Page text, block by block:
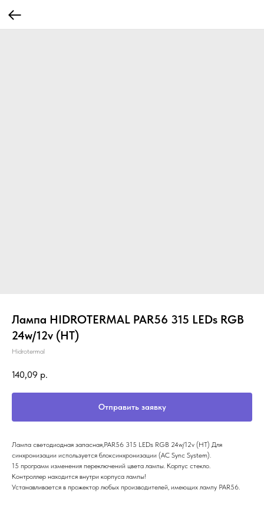
Лампа HIDROTERMAL PAR56 315 LEDs RGB
24w/12v (НТ)
Hidrotermal
140,09 р.
Отправить заявку
Лампа cветодиодная запасная,PAR56 315 LEDs RGB 24w/12v (НТ) Для
синхронизации используется блоксинхронизации (AC Sync System).
15 программ изменения переключений цвета лампы. Корпус стекло.
Контроллер находится внутри корпуса лампы!
Устанавливается в прожектор любых производителей, имеющих лампу PAR56.